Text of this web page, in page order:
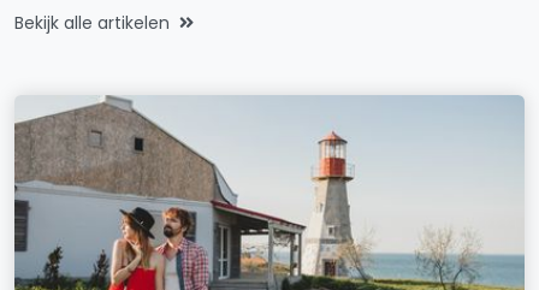
Bekijk alle artikelen